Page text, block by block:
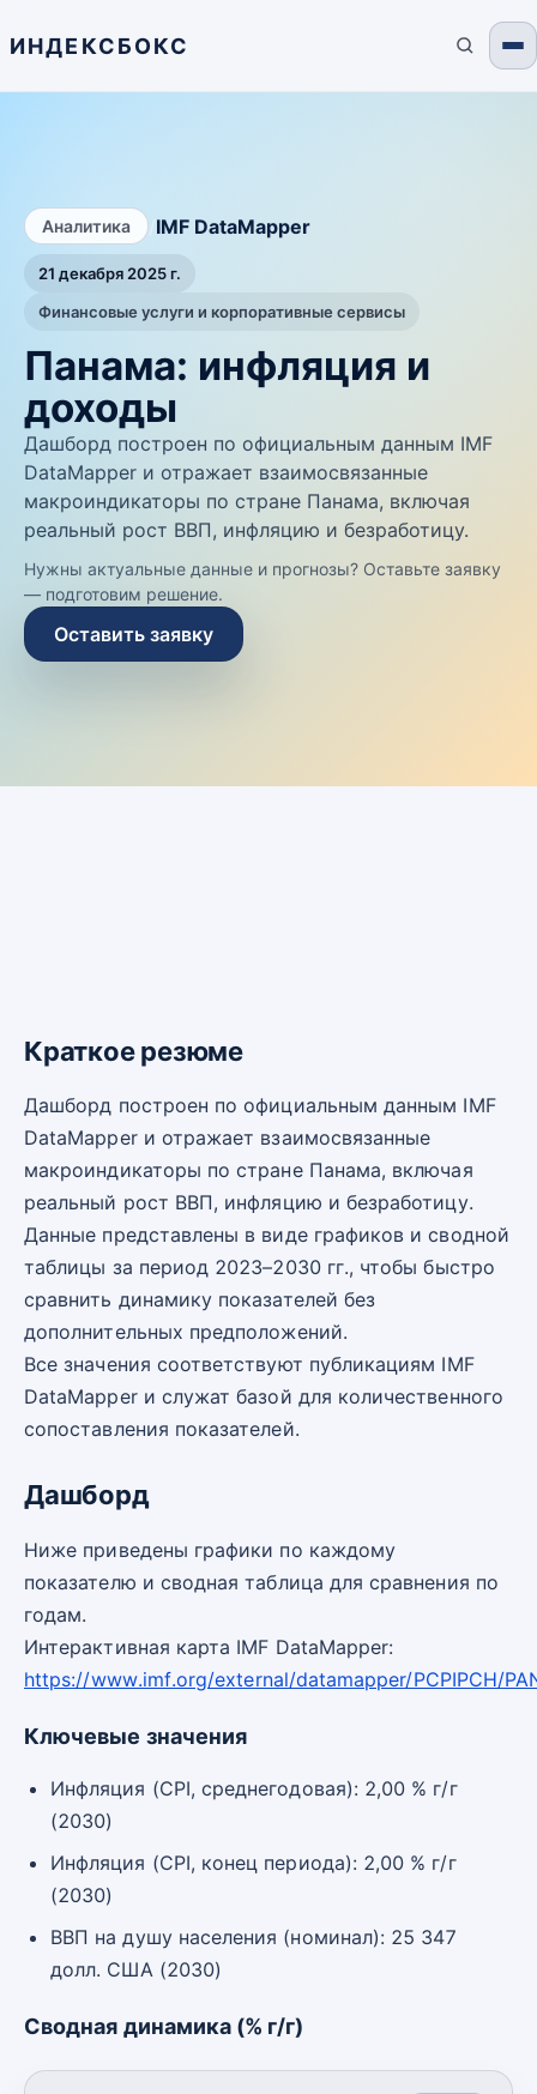
ИНДЕКСБОКС
Аналитика IMF DataMapper
21 декабря 2025 г.
Финансовые услуги и корпоративные сервисы
Панама: инфляция и
доходы
Дашборд построен по официальным данным IMF
DataMapper и отражает взаимосвязанные
макроиндикаторы по стране Панама, включая
реальный рост ВВП, инфляцию и безработицу.
Нужны актуальные данные и прогнозы? Оставьте заявку
— подготовим решение.
Оставить заявку
Краткое резюме
Дашборд построен по официальным данным IMF
DataMapper и отражает взаимосвязанные
макроиндикаторы по стране Панама, включая
реальный рост ВВП, инфляцию и безработицу.
Данные представлены в виде графиков и сводной
таблицы за период 2023–2030 гг., чтобы быстро
сравнить динамику показателей без
дополнительных предположений.
Все значения соответствуют публикациям IMF
DataMapper и служат базой для количественного
сопоставления показателей.
Дашборд
Ниже приведены графики по каждому
показателю и сводная таблица для сравнения по
годам.
Интерактивная карта IMF DataMapper:
https://www.imf.org/external/datamapper/PCPIPCH/
Ключевые значения
Инфляция (CPI, среднегодовая): 2,00 % г/г
(2030)
Инфляция (CPI, конец периода): 2,00 % г/г
(2030)
ВВП на душу населения (номинал): 25 347
долл. США (2030)
Сводная динамика (% г/г)